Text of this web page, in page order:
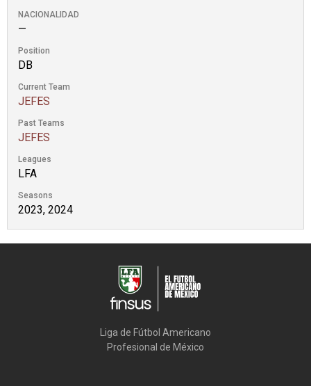
NACIONALIDAD
—
Position
DB
Current Team
JEFES
Past Teams
JEFES
Leagues
LFA
Seasons
2023, 2024
Liga de Fútbol Americano
Profesional de México